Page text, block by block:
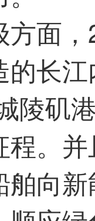
方面
长
陵矶
程。
舶向